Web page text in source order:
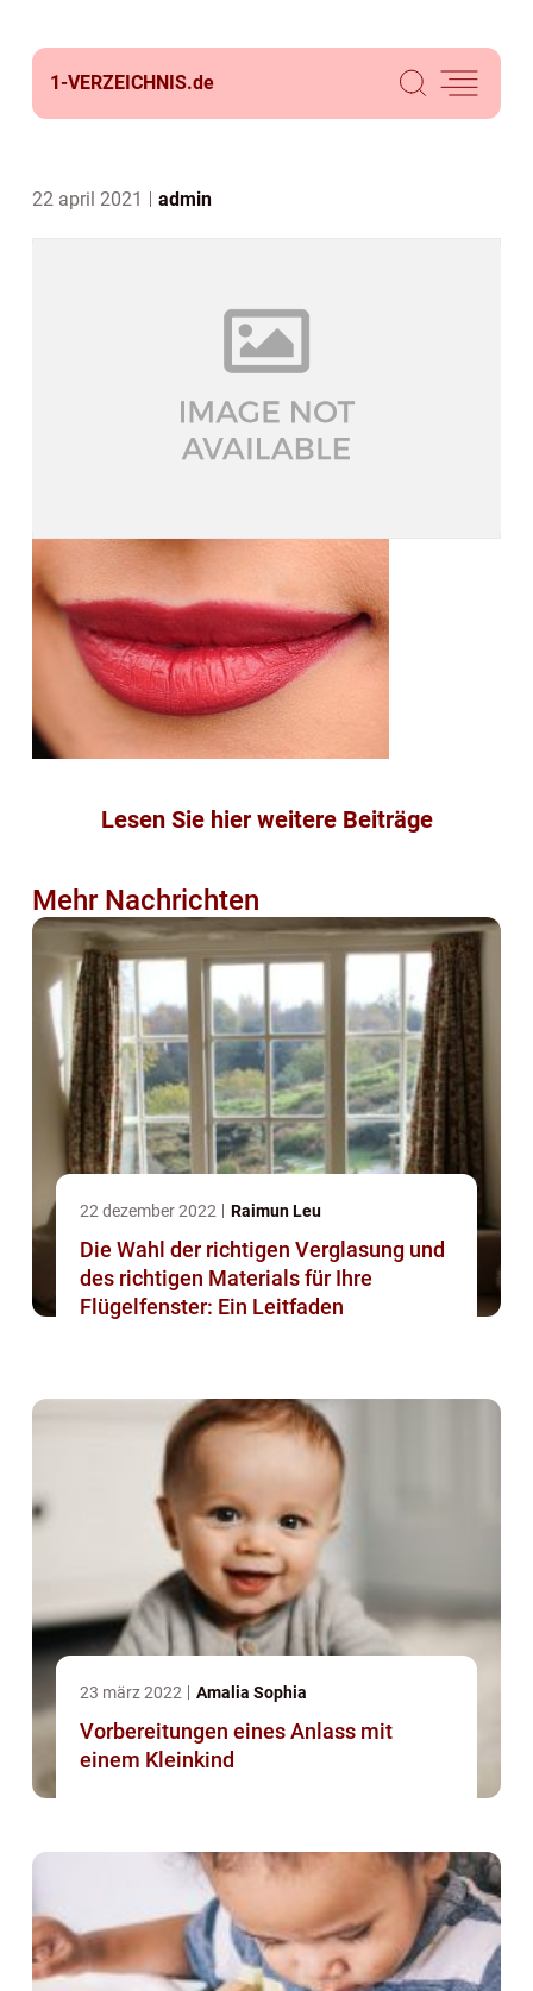
1-VERZEICHNIS.de
22 april 2021 admin
Lesen Sie hier weitere Beiträge
Mehr Nachrichten
22 dezember 2022 Raimun Leu
Die Wahl der richtigen Verglasung und
des richtigen Materials für Ihre
Flügelfenster: Ein Leitfaden
23 märz 2022 Amalia Sophia
Vorbereitungen eines Anlass mit
einem Kleinkind